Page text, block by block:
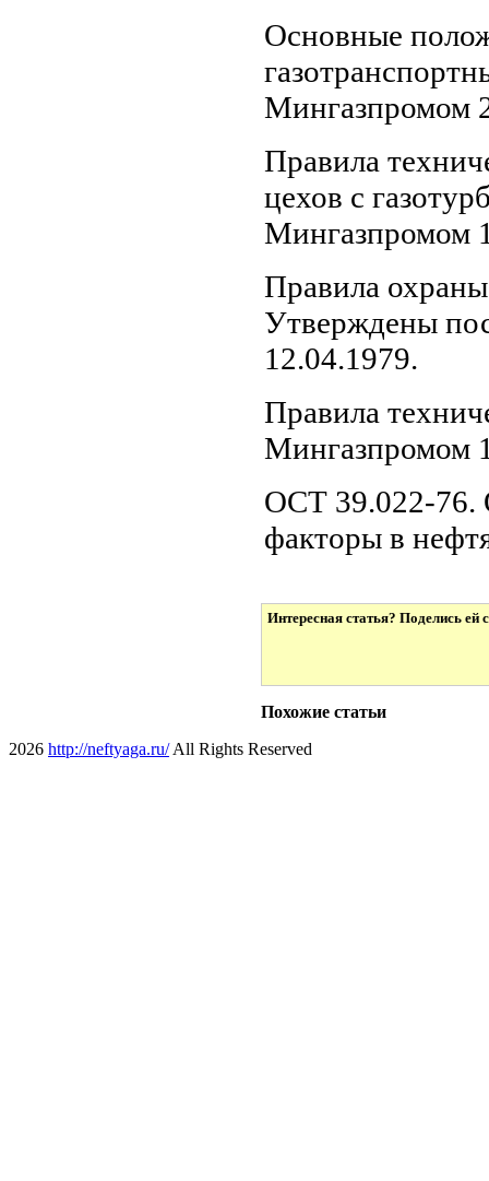
Основные
Мингазпромом
Правила
цехов с
Мингазпромом
Правила
Утверждены
12.04.1979.
Правила
Мингазпромом
ОСТ 39.022-76.
факторы в
Интересная статья? Поделись ей
Похожие статьи
2026 http://neftyaga.ru/All Rights Reserved